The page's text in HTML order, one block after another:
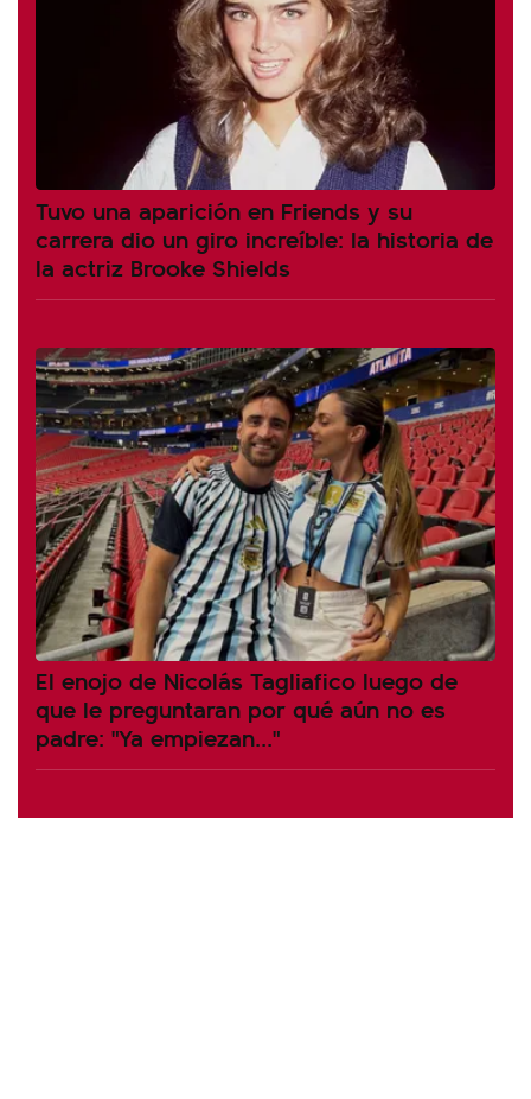
Tuvo una aparición en Friends y su
carrera dio un giro increíble: la historia de
la actriz Brooke Shields
El enojo de Nicolás Tagliafico luego de
que le preguntaran por qué aún no es
padre: "Ya empiezan..."